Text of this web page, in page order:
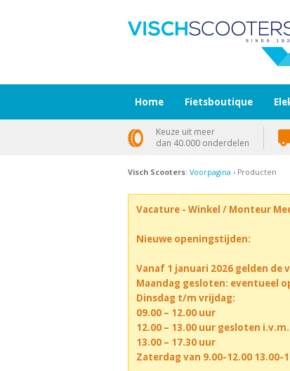
Visch Scooters: Voorpagina › Producten
Vacature - Winkel / Monteur
Nieuwe openingstijden:
Vanaf 1 januari 2026 gelden
Maandag gesloten: eventueel
Dinsdag t/m vrijdag:
09.00 – 12.00 uur
12.00 – 13.00 uur gesloten
13.00 – 17.30 uur
Zaterdag van 9.00-12.00 13.00-
Home Fietsboutique
Keuze uit meer
dan 40.000 onderdelen